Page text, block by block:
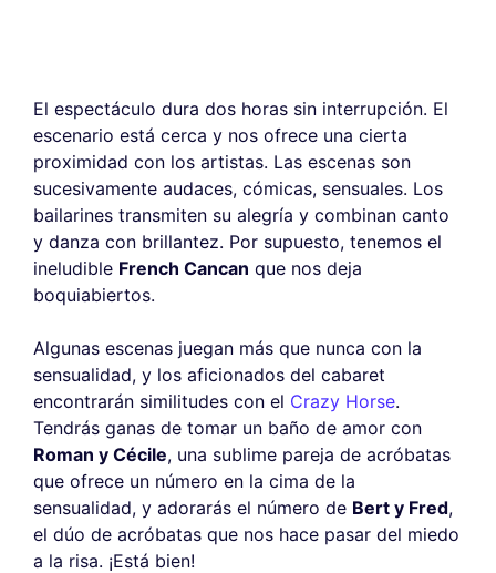
El espectáculo dura dos horas sin interrupción. El
escenario está cerca y nos ofrece una cierta
proximidad con los artistas. Las escenas son
sucesivamente audaces, cómicas, sensuales. Los
bailarines transmiten su alegría y combinan canto
y danza con brillantez. Por supuesto, tenemos el
ineludible French Cancan que nos deja
boquiabiertos.
Algunas escenas juegan más que nunca con la
sensualidad, y los aficionados del cabaret
encontrarán similitudes con el Crazy Horse.
Tendrás ganas de tomar un baño de amor con
Roman y Cécile, una sublime pareja de acróbatas
que ofrece un número en la cima de la
sensualidad, y adorarás el número de Bert y Fred,
el dúo de acróbatas que nos hace pasar del miedo
a la risa. ¡Está bien!